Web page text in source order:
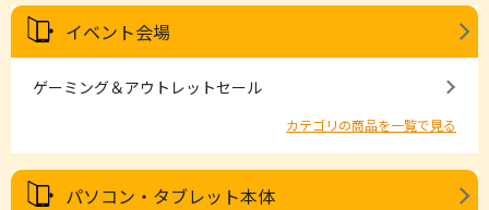
イベント会場
ゲーミング＆アウトレットセール
カテゴリの商品を一覧で見る
パソコン・タブレット本体